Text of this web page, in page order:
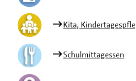
Kita,
Schulmittagessen